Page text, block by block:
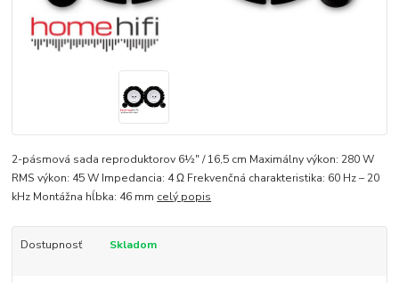
2-pásmová sada reproduktorov 6½" / 16,5 cm Maximálny výkon: 280 W
RMS výkon: 45 W Impedancia: 4 Ω Frekvenčná charakteristika: 60 Hz – 20
kHz Montážna hĺbka: 46 mm celý popis
Dostupnosť Skladom